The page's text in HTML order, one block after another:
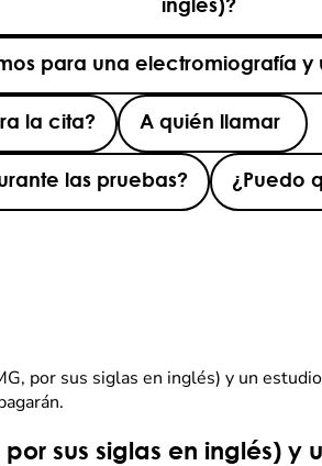
inglés)?
para una electromiografía
la cita? A quién llamar
las pruebas? ¿Puedo
por sus siglas en inglés) y un
sus siglas en inglés)